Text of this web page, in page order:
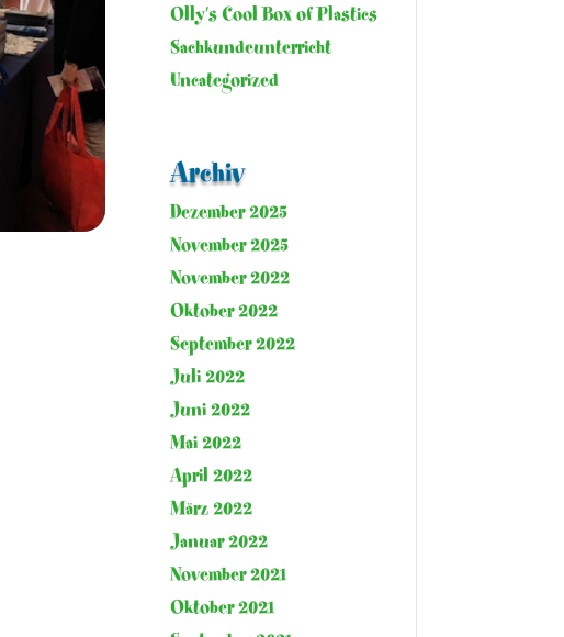
Olly's Cool Box of Plastics
Sachkundeunterricht
Uncategorized
Archiv
Dezember 2025
November 2025
November 2022
Oktober 2022
September 2022
Juli 2022
Juni 2022
Mai 2022
April 2022
März 2022
Januar 2022
November 2021
Oktober 2021